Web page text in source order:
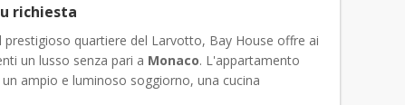
richiesta
prestigioso quartiere del Larvotto, Bay House offre ai
un lusso senza pari a Monaco. L'appartamento
un ampio e luminoso soggiorno, una cucina